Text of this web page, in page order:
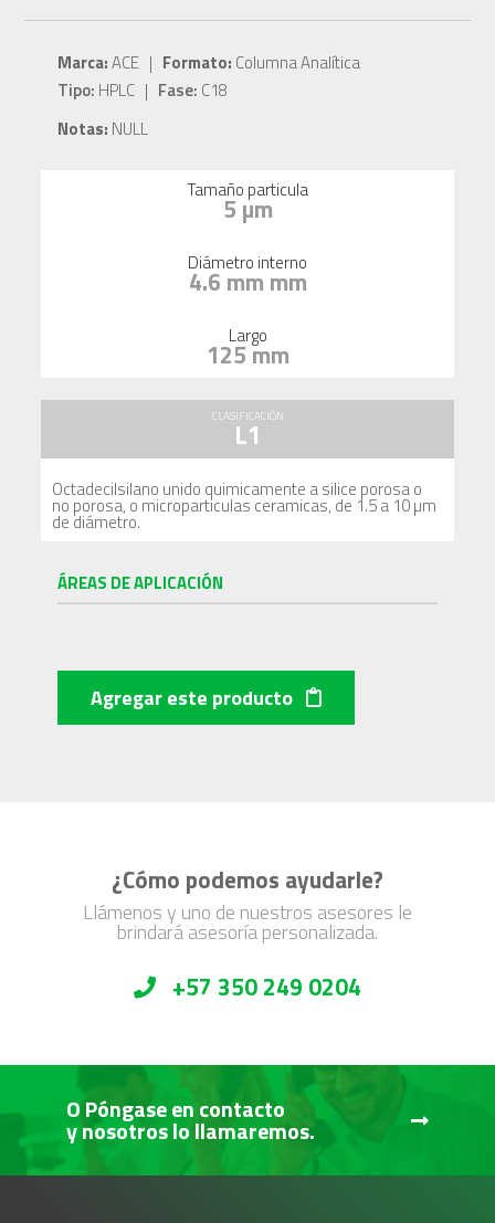
Marca:ACE | Formato: Columna Analítica
Tipo: HPLC | Fase: C18
Notas: NULL
Tamaño particula
5 µm
Diámetro interno
4.6 mm mm
Largo
125 mm
CLASIFICACIÓN
L1
Octadecilsilano unido quimicamente a silice porosa o
no porosa, o microparticulas ceramicas, de 1.5 a 10 µm
de diámetro.
ÁREAS DE APLICACIÓN
Agregar este producto
¿Cómo podemos ayudarle?
Llámenos y uno de nuestros asesores le
brindará asesoría personalizada.
+57 350 249 0204
O Póngase en contacto
y nosotros lo llamaremos.